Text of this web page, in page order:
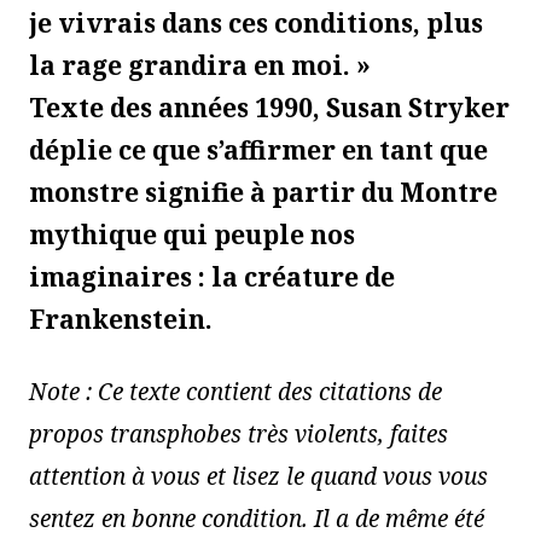
je vivrais dans ces conditions, plus
la rage grandira en moi. »
Texte des années 1990, Susan Stryker
déplie ce que s’affirmer en tant que
monstre signifie à partir du Montre
mythique qui peuple nos
imaginaires : la créature de
Frankenstein.
Note : Ce texte contient des citations de
propos transphobes très violents, faites
attention à vous et lisez le quand vous vous
sentez en bonne condition. Il a de même été